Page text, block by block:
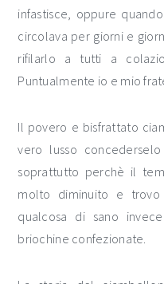
infastisce, oppure
circolava per giorni e
rifilarlo a tutti a
Puntualmente io e mio
Il povero e bisfrattato
vero lusso
soprattutto perchè il
molto diminuito e
qualcosa di sano
briochine confezionate.